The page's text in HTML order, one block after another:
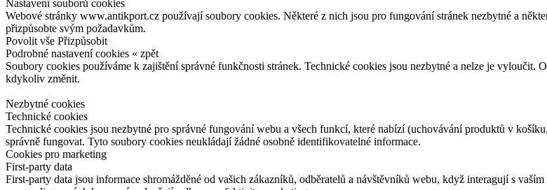
Nastavení souborů cookies
Webové stránky www.antikport.cz používají soubory cookies. Některé z nich jsou pro fungování stránek nezbytné a
přizpůsobte svým požadavkům.
Povolit vše Přizpůsobit
Podrobné nastavení cookies « zpět
Soubory cookies používáme k zajištění správné funkčnosti stránek. Technické cookies jsou nezbytné a nelze je vyloučit.
kdykoliv změnit.
Nezbytné cookies
Technické cookies
Technické cookies jsou nezbytné pro správné fungování webu a všech funkcí, které nabízí (uchovávání produktů v
správně fungovat. Tyto soubory cookies neukládají žádné osobně identifikovatelné informace.
Cookies pro marketing
First-party data
First-party data jsou informace shromážděné od vašich zákazníků, odběratelů a návštěvníků webu, když interagují s